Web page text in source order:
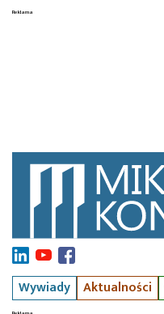
Wywiady Aktualności